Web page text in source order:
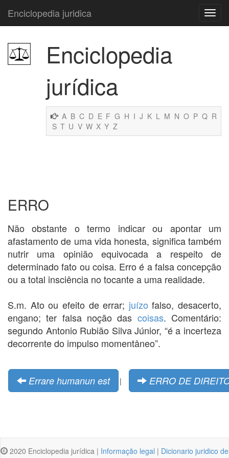
Enciclopedia juridica
Enciclopedia
jurídica
A B C D E F G H I J K L M N O P Q R
S T U V W X Y Z
ERRO
Não obstante o termo indicar ou apontar um
afastamento de uma vida honesta, significa também
nutrir uma opinião equivocada a respeito de
determinado fato ou coisa. Erro é a falsa concepção
ou a total insciência no tocante a uma realidade.
S.m. Ato ou efeito de errar; juízo falso, desacerto,
engano; ter falsa noção das coisas. Comentário:
segundo Antonio Rubião Silva Júnior, “é a incerteza
decorrente do impulso momentâneo”.
Errare humanun est | ERRO DE
2020 Enciclopedia jurídica | Informação legal | Dicionario juridico de